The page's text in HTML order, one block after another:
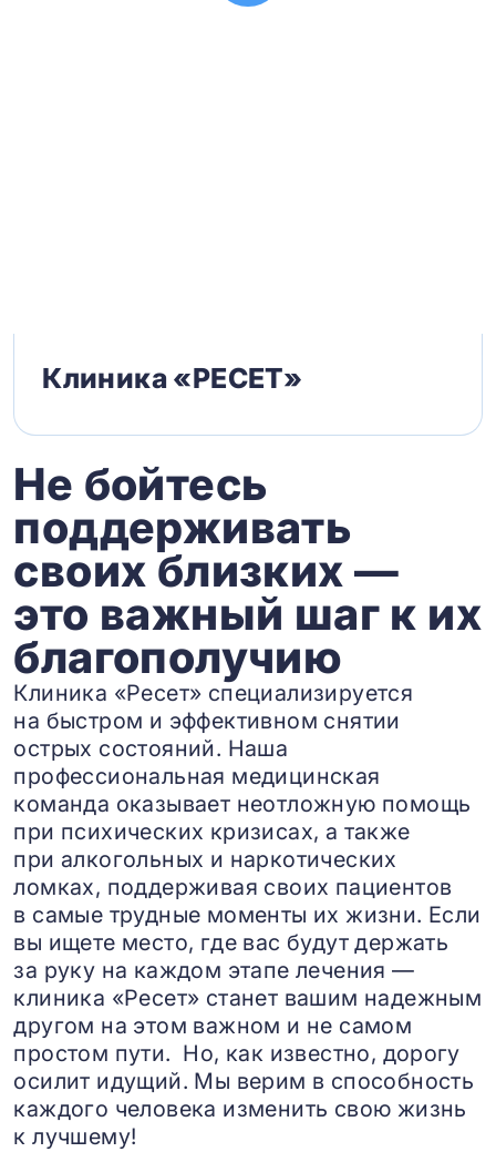
Клиника «РЕСЕТ»
Не бойтесь
поддерживать
своих близких —
это важный шаг к их
благополучию
Клиника «Ресет» специализируется
на быстром и эффективном снятии
острых состояний. Наша
профессиональная медицинская
команда оказывает неотложную помощь
при психических кризисах, а также
при алкогольных и наркотических
ломках, поддерживая своих пациентов
в самые трудные моменты их жизни. Если
вы ищете место, где вас будут держать
за руку на каждом этапе лечения —
клиника «Ресет» станет вашим надежным
другом на этом важном и не самом
простом пути. Но, как известно, дорогу
осилит идущий. Мы верим в способность
каждого человека изменить свою жизнь
к лучшему!